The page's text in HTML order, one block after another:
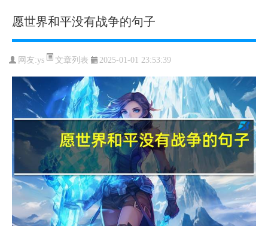
愿世界和平没有战争的句子
网友:ys 文章列表 2025-01-01 23:53:39